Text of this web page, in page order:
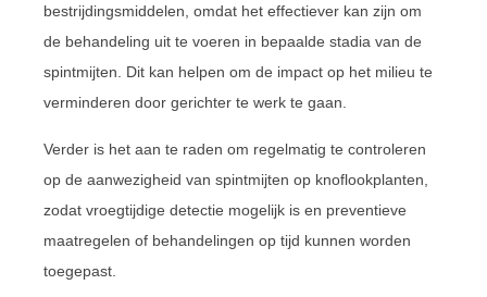
bestrijdingsmiddelen, omdat het effectiever kan zijn om
de behandeling uit te voeren in bepaalde stadia van de
spintmijten. Dit kan helpen om de impact op het milieu te
verminderen door gerichter te werk te gaan.
Verder is het aan te raden om regelmatig te controleren
op de aanwezigheid van spintmijten op knoflookplanten,
zodat vroegtijdige detectie mogelijk is en preventieve
maatregelen of behandelingen op tijd kunnen worden
toegepast.